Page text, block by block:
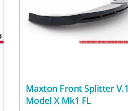
Maxton Front Splitter V.1
Model X Mk1 FL